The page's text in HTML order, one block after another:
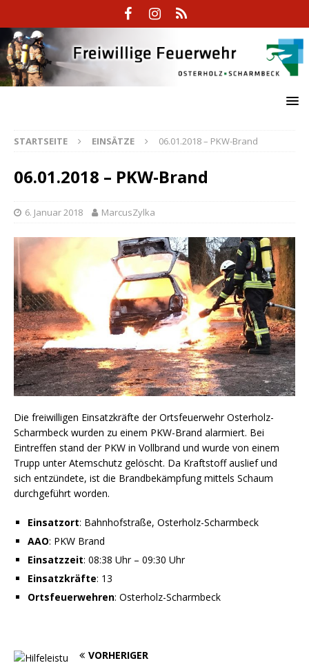
STARTSEITE EINSÄTZE 06.01.2018 – PKW-Brand
06.01.2018 – PKW-Brand
6. Januar 2018 MarcusZylka
Die freiwilligen Einsatzkräfte der Ortsfeuerwehr Osterholz-
Scharmbeck wurden zu einem PKW-Brand alarmiert. Bei
Eintreffen stand der PKW in Vollbrand und wurde von einem
Trupp unter Atemschutz gelöscht. Da Kraftstoff auslief und
sich entzündete, ist die Brandbekämpfung mittels Schaum
durchgeführt worden.
Einsatzort: Bahnhofstraße, Osterholz-Scharmbeck
AAO: PKW Brand
Einsatzzeit: 08:38 Uhr – 09:30 Uhr
Einsatzkräfte: 13
Ortsfeuerwehren: Osterholz-Scharmbeck
VORHERIGER